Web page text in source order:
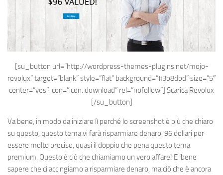
[su_button url=”http://wordpress-themes-plugins.net/mojo-
revolux” target=”blank” style=”flat” background=”#3b8dbd” size=”5″
center=”yes” icon=”icon: download” rel=”nofollow”] Scarica Revolux
[/su_button]
Va bene, in modo da iniziare lì perché lo screenshot è più che chiaro
su questo, questo tema vi farà risparmiare denaro. 96 dollari per
essere molto preciso, quasi il doppio che pena questo tema
premium. Questo è ciò che chiamiamo un vero affare! E ‘bene
sapere che ci accingiamo a risparmiare denaro, ma ciò che è ancora